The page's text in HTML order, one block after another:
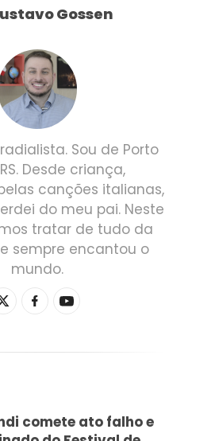
Gossen
Sou de Porto
Desde criança,
canções italianas,
do meu pai. Neste
tratar de tudo da
sempre encantou o
mundo.
comete ato falho e